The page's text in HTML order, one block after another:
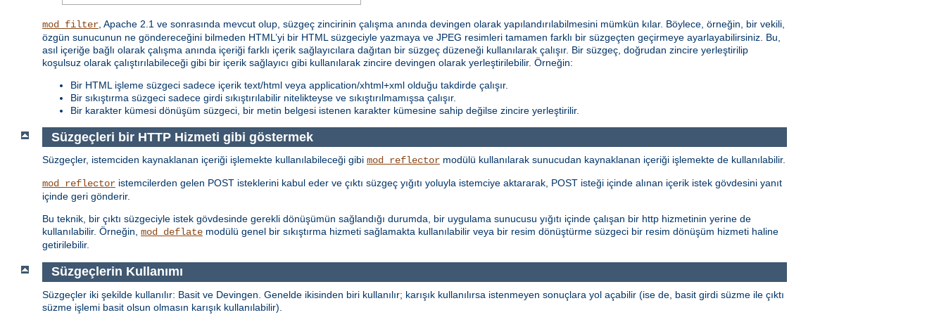
mod_filter , Apache 2.1 ve sonrasında mevcut olup, süzgeç zincirinin çalışma anında devingen olarak yapılandırılabilmesini mümkün kılar. Böylece, örneğin, bir vekili,
özgün sunucunun ne göndereceğini bilmeden HTML’yi bir HTML süzgeciyle yazmaya ve JPEG resimleri tamamen farklı bir süzgeçten geçirmeye ayarlayabilirsiniz. Bu,
asıl içeriğe bağlı olarak çalışma anında içeriği farklı içerik sağlayıcılara dağıtan bir süzgeç düzeneği kullanılarak çalışır. Bir süzgeç, doğrudan zincire yerleştirilip
koşulsuz olarak çalıştırılabileceği gibi bir içerik sağlayıcı gibi kullanılarak zincire devingen olarak yerleştirilebilir. Örneğin:
Bir HTML işleme süzgeci sadece içerik text/html veya application/xhtml+xml olduğu takdirde çalışır.
Bir sıkıştırma süzgeci sadece girdi sıkıştırılabilir nitelikteyse ve sıkıştırılmamışsa çalışır.
Bir karakter kümesi dönüşüm süzgeci, bir metin belgesi istenen karakter kümesine sahip değilse zincire yerleştirilir.
Süzgeçleri bir HTTP Hizmeti gibi göstermek
Süzgeçler, istemciden kaynaklanan içeriği işlemekte kullanılabileceği gibi mod_reflector modülü kullanılarak sunucudan kaynaklanan içeriği işlemekte de kullanılabilir.
mod_reflector istemcilerden gelen POST isteklerini kabul eder ve çıktı süzgeç yığıtı yoluyla istemciye aktararak, POST isteği içinde alınan içerik istek gövdesini yanıt
içinde geri gönderir.
Bu teknik, bir çıktı süzgeciyle istek gövdesinde gerekli dönüşümün sağlandığı durumda, bir uygulama sunucusu yığıtı içinde çalışan bir http hizmetinin yerine de
kullanılabilir. Örneğin, mod_deflate modülü genel bir sıkıştırma hizmeti sağlamakta kullanılabilir veya bir resim dönüştürme süzgeci bir resim dönüşüm hizmeti haline
getirilebilir.
Süzgeçlerin Kullanımı
Süzgeçler iki şekilde kullanılır: Basit ve Devingen. Genelde ikisinden biri kullanılır; karışık kullanılırsa istenmeyen sonuçlara yol açabilir (ise de, basit girdi süzme ile çıktı
süzme işlemi basit olsun olmasın karışık kullanılabilir).